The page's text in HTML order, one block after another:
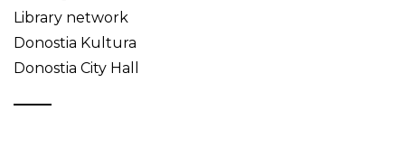
Library network
Donostia Kultura
Donostia City Hall